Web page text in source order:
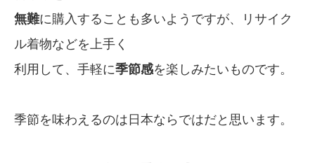
無難に購入することも多いようですが、リサイク
ル着物などを上手く
利用して、手軽に季節感を楽しみたいものです。
季節を味わえるのは日本ならではだと思います。